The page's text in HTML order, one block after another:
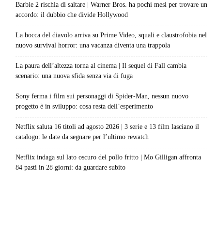
Barbie 2 rischia di saltare | Warner Bros. ha pochi mesi per trovare un
accordo: il dubbio che divide Hollywood
La bocca del diavolo arriva su Prime Video, squali e claustrofobia nel
nuovo survival horror: una vacanza diventa una trappola
La paura dell’altezza torna al cinema | Il sequel di Fall cambia
scenario: una nuova sfida senza via di fuga
Sony ferma i film sui personaggi di Spider-Man, nessun nuovo
progetto è in sviluppo: cosa resta dell’esperimento
Netflix saluta 16 titoli ad agosto 2026 | 3 serie e 13 film lasciano il
catalogo: le date da segnare per l’ultimo rewatch
Netflix indaga sul lato oscuro del pollo fritto | Mo Gilligan affronta
84 pasti in 28 giorni: da guardare subito